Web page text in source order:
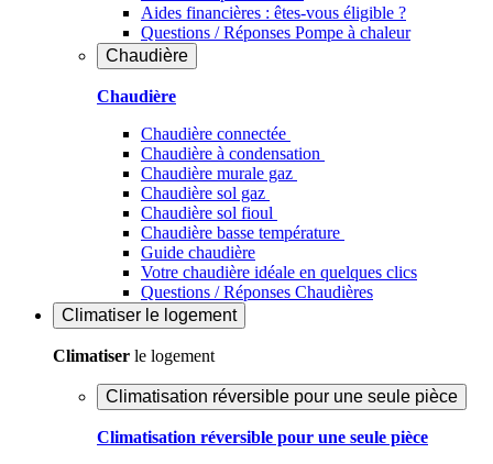
Aides financières : êtes-vous éligible ?
Questions / Réponses Pompe à chaleur
Chaudière
Chaudière
Chaudière connectée
Chaudière à condensation
Chaudière murale gaz
Chaudière sol gaz
Chaudière sol fioul
Chaudière basse température
Guide chaudière
Votre chaudière idéale en quelques clics
Questions / Réponses Chaudières
Climatiser le logement
Climatiser le logement
Climatisation réversible pour une seule pièce
Climatisation réversible pour une seule pièce